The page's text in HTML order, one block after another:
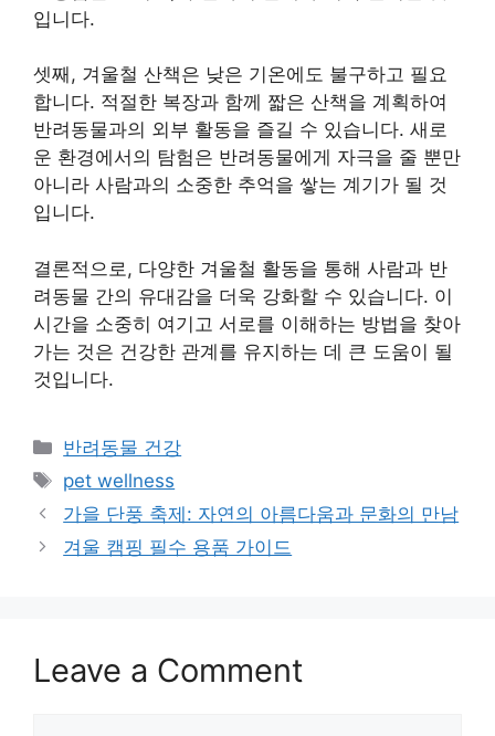
입니다.
셋째, 겨울철 산책은 낮은 기온에도 불구하고 필요
합니다. 적절한 복장과 함께 짧은 산책을 계획하여
반려동물과의 외부 활동을 즐길 수 있습니다. 새로
운 환경에서의 탐험은 반려동물에게 자극을 줄 뿐만
아니라 사람과의 소중한 추억을 쌓는 계기가 될 것
입니다.
결론적으로, 다양한 겨울철 활동을 통해 사람과 반
려동물 간의 유대감을 더욱 강화할 수 있습니다. 이
시간을 소중히 여기고 서로를 이해하는 방법을 찾아
가는 것은 건강한 관계를 유지하는 데 큰 도움이 될
것입니다.
Categories
반려동물 건강
Tags
pet wellness
가을 단풍 축제: 자연의 아름다움과 문화의 만남
겨울 캠핑 필수 용품 가이드
Leave a Comment